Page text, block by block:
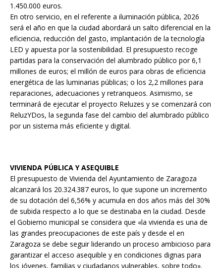
1.450.000 euros.
En otro servicio, en el referente a iluminación pública, 2026
será el año en que la ciudad abordará un salto diferencial en la
eficiencia, reducción del gasto, implantación de la tecnología
LED y apuesta por la sostenibilidad. El presupuesto recoge
partidas para la conservación del alumbrado público por 6,1
millones de euros; el millón de euros para obras de eficiencia
energética de las luminarias públicas; o los 2,2 millones para
reparaciones, adecuaciones y retranqueos. Asimismo, se
terminará de ejecutar el proyecto Reluzes y se comenzará con
ReluzYDos, la segunda fase del cambio del alumbrado público
por un sistema más eficiente y digital.
VIVIENDA PÚBLICA Y ASEQUIBLE
El presupuesto de Vivienda del Ayuntamiento de Zaragoza
alcanzará los 20.324.387 euros, lo que supone un incremento
de su dotación del 6,56% y acumula en dos años más del 30%
de subida respecto a lo que se destinaba en la ciudad. Desde
el Gobierno municipal se considera que «la vivienda es una de
las grandes preocupaciones de este país y desde el en
Zaragoza se debe seguir liderando un proceso ambicioso para
garantizar el acceso asequible y en condiciones dignas para
los jóvenes, familias y ciudadanos vulnerables, sobre todo».